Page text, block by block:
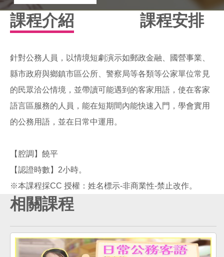
課程介紹 課程安排
針對公務人員，以情境短劇演示如郵政金融、國營事業、
縣市政府與鄉鎮市區公所、警察局等各類等公家單位常見
的民眾洽公情境，並帶讀可能遇到的客家用語，使在客家
語言區服務的人員，能在短期間內能快速入門，學會實用
的公務用語，並在日常中運用。
【腔調】饒平
【認證時數】2小時。
相關課程